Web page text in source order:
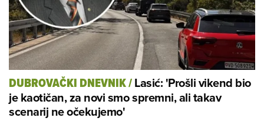
DUBROVAČKI DNEVNIK/Lasić: 'Prošli vikend bio
je kaotičan, za novi smo spremni, ali takav
scenarij ne očekujemo'